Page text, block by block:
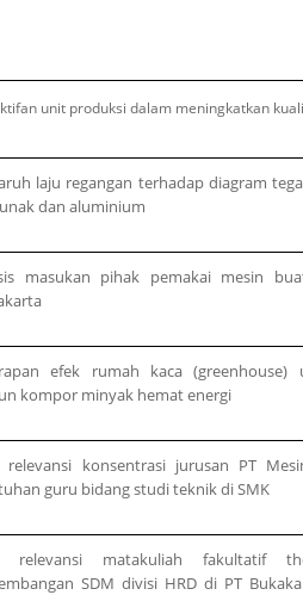
unit produksi dalam meningkatkan
laju regangan terhadap diagram
dan aluminium
masukan pihak pemakai mesin
efek rumah kaca (greenhouse)
kompor minyak hemat energi
relevansi konsentrasi jurusan PT
guru bidang studi teknik di SMK
relevansi matakuliah fakultatif
SDM divisi HRD di PT